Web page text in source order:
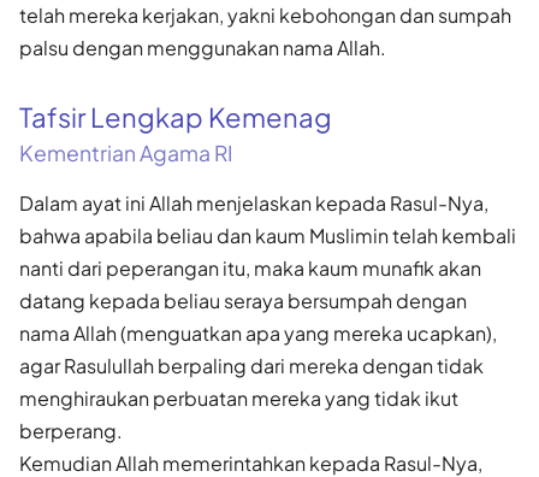
telah mereka kerjakan, yakni kebohongan dan sumpah
palsu dengan menggunakan nama Allah.
Tafsir Lengkap Kemenag
Kementrian Agama RI
Dalam ayat ini Allah menjelaskan kepada Rasul-Nya,
bahwa apabila beliau dan kaum Muslimin telah kembali
nanti dari peperangan itu, maka kaum munafik akan
datang kepada beliau seraya bersumpah dengan
nama Allah (menguatkan apa yang mereka ucapkan),
agar Rasulullah berpaling dari mereka dengan tidak
menghiraukan perbuatan mereka yang tidak ikut
berperang.
Kemudian Allah memerintahkan kepada Rasul-Nya,